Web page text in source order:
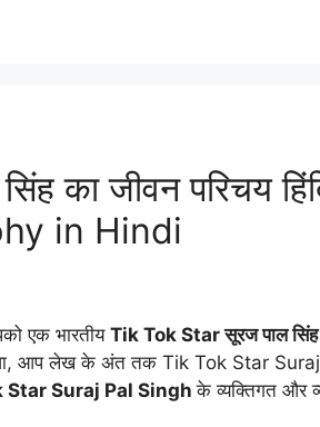
का जीवन परिचय
in Hindi
एक भारतीय Tik Tok Star सूरज पाल
आप लेख के अंत तक Tik Tok Star Suraj
Star Suraj Pal Singhके व्यक्तिगत और